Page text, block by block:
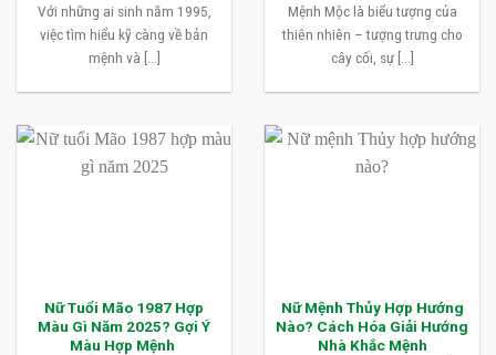
Với những ai sinh năm 1995,
việc tìm hiểu kỹ càng về bản
mệnh và [...]
Mệnh Mộc là biểu tượng của
thiên nhiên – tượng trưng cho
cây cối, sự [...]
Nữ Tuổi Mão 1987 Hợp
Màu Gì Năm 2025? Gợi Ý
Màu Hợp Mệnh
Nữ Mệnh Thủy Hợp Hướng
Nào? Cách Hóa Giải Hướng
Nhà Khắc Mệnh